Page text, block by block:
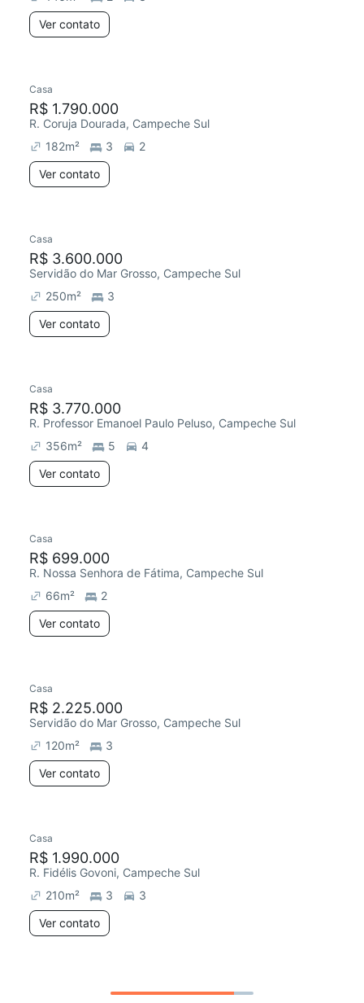
Ver contato
Casa
R$ 1.790.000
R. Coruja Dourada, Campeche Sul
182m² 3
2
Ver contato
Casa
R$ 3.600.000
Servidão do Mar Grosso, Campeche Sul
250m²
3
Ver contato
Casa
R$ 3.770.000
R. Professor Emanoel Paulo Peluso, Campeche Sul
356m² 5
4
Ver contato
Casa
R$ 699.000
R. Nossa Senhora de Fátima, Campeche Sul
66m²
2
Ver contato
Casa
R$ 2.225.000
Servidão do Mar Grosso, Campeche Sul
120m²
3
Ver contato
Casa
R$ 1.990.000
R. Fidélis Govoni, Campeche Sul
210m² 3
3
Ver contato